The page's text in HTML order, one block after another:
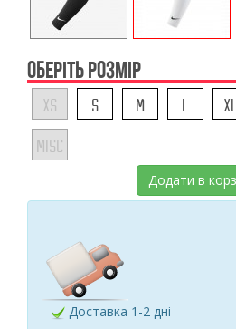
ОБЕРІТЬ РОЗМІР
XS S M L XL
MISC
Додати в
Доставка 1-2 дні